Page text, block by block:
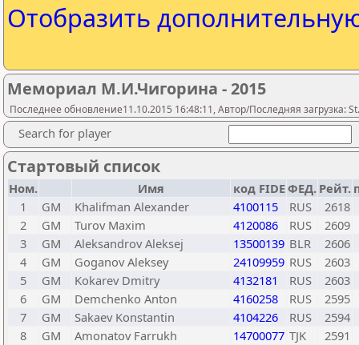
Отобразить
Мемориал М.И.Чигорина - 2015
Последнее обновление11.10.2015 16:48:11, Автор/Последняя загрузка:
Search for player
Стартовый список
Ном. Имя код FIDEФЕД. Рейт.
1
GM Khalifman Alexander 4100115 RUS
2618
2
GM Turov Maxim 4120086 RUS
2609
3
GM Aleksandrov Aleksej 13500139 BLR
2606
4
GM Goganov Aleksey 24109959 RUS
2603
5
GM Kokarev Dmitry 4132181 RUS
2603
6
GM Demchenko Anton 4160258 RUS
2595
7
GM Sakaev Konstantin 4104226 RUS
2594
8
GM Amonatov Farrukh 14700077 TJK
2591